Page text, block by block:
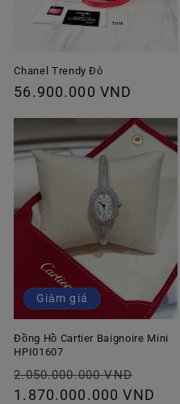
Chanel Trendy Đỏ
Giá
thường
56.900.000 VND
Giảm giá
Đồng Hồ Cartier Baignoire Mini
HPI01607
Giá
thông
2.050.000.000 VND
ưu
1.870.000.000 VND